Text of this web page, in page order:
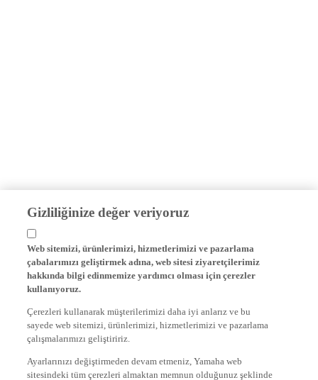
Gizliliğinize değer veriyoruz
Web sitemizi, ürünlerimizi, hizmetlerimizi ve pazarlama
çabalarımızı geliştirmek adına, web sitesi ziyaretçilerimiz
hakkında bilgi edinmemize yardımcı olması için çerezler
kullanıyoruz.
Çerezleri kullanarak müşterilerimizi daha iyi anlarız ve bu
sayede web sitemizi, ürünlerimizi, hizmetlerimizi ve pazarlama
çalışmalarımızı geliştiririz.
Ayarlarınızı değiştirmeden devam etmeniz, Yamaha web
sitesindeki tüm çerezleri almaktan memnun olduğunuz şeklinde